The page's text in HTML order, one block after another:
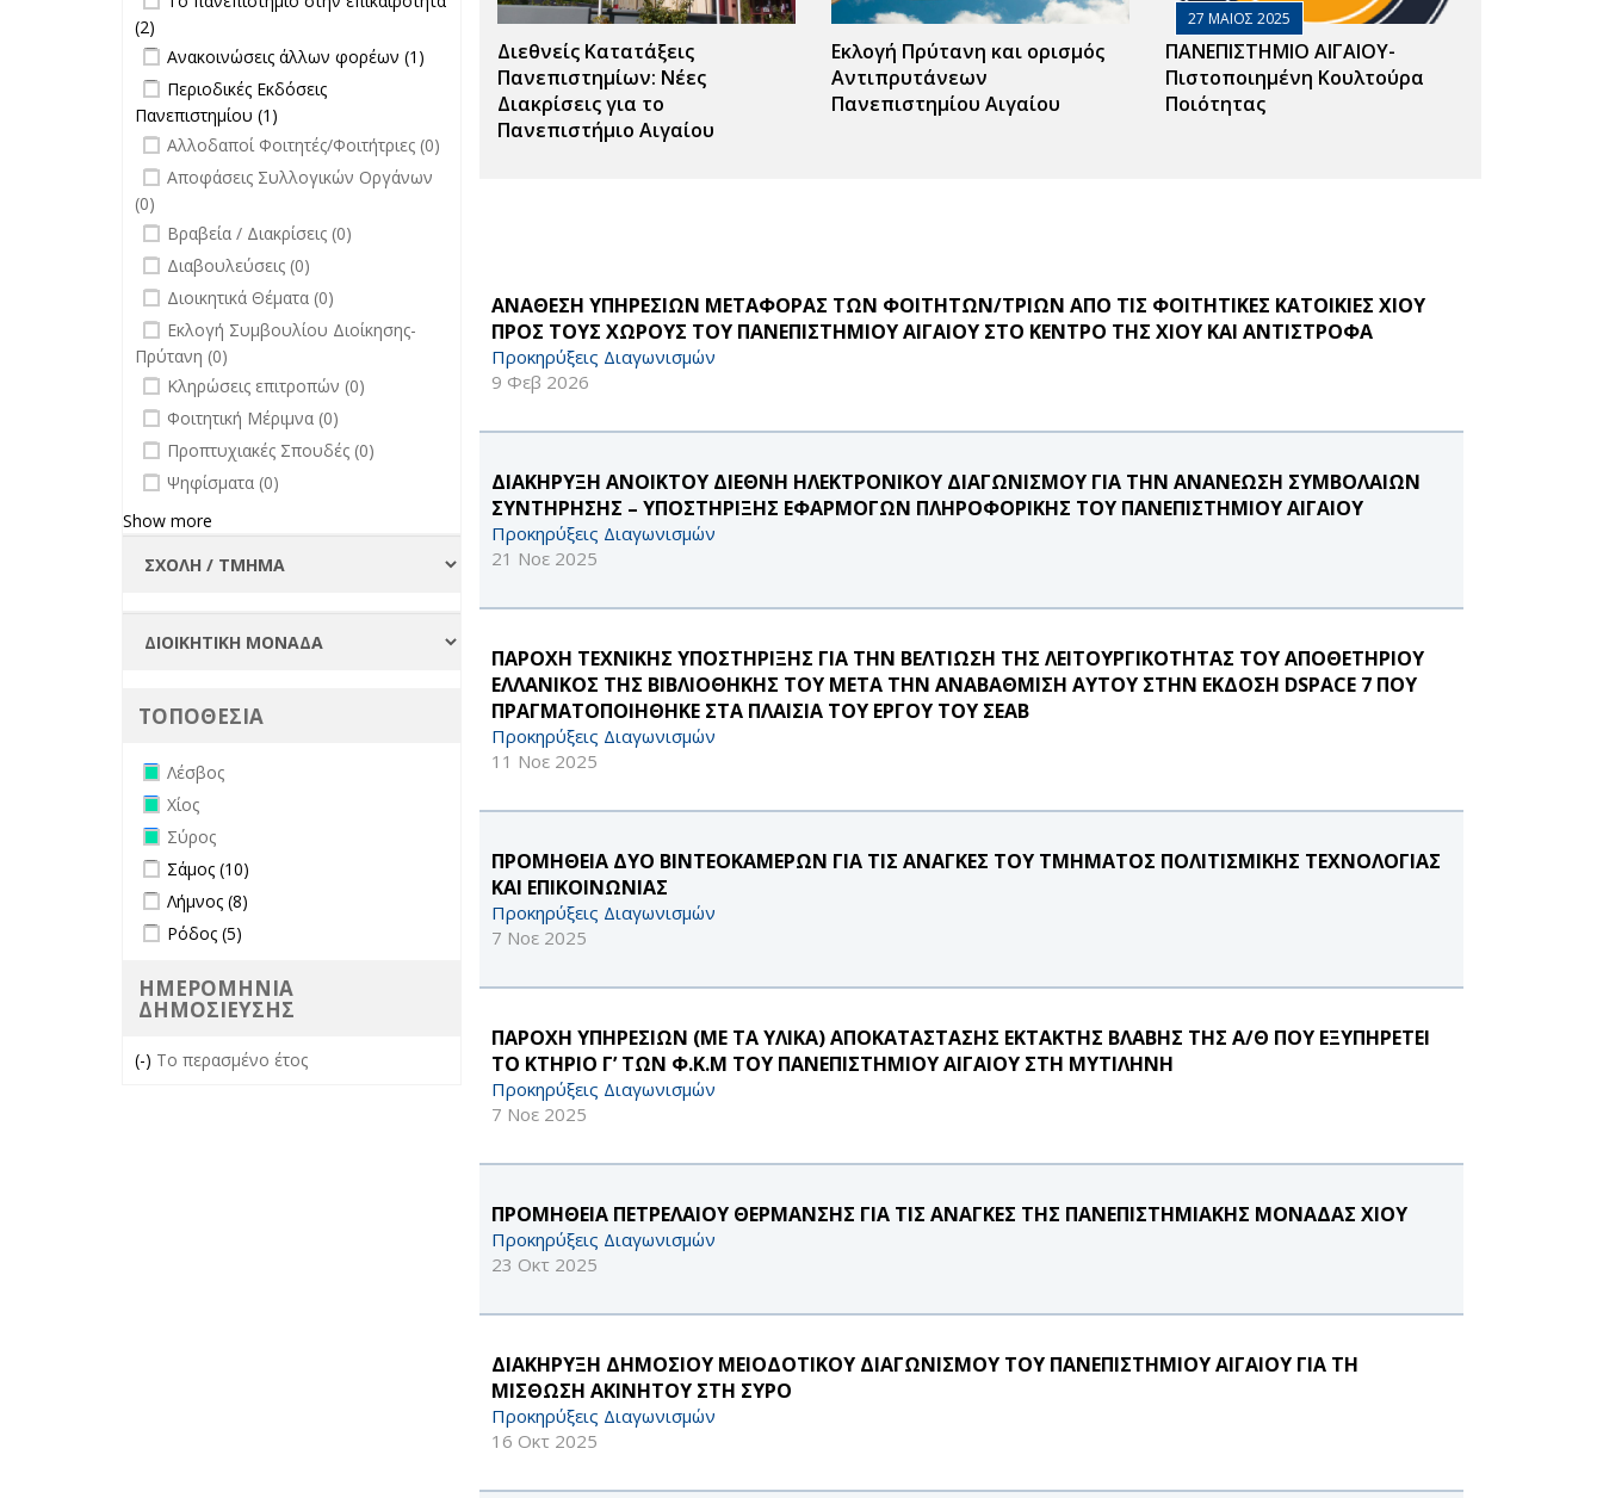
Διεθνείς Κατατάξεις
Πανεπιστημίων: Νέες
Διακρίσεις για το
Πανεπιστήμιο Αιγαίου
Εκλογή Πρύτανη και ορισμός
Αντιπρυτάνεων
Πανεπιστημίου Αιγαίου
27 ΜΑΙΟΣ 2025
ΠΑΝΕΠΙΣΤΗΜΙΟ ΑΙΓΑΙΟΥ-
Πιστοποιημένη Κουλτούρα
Ποιότητας
ΑΝΑΘΕΣΗ ΥΠΗΡΕΣΙΩΝ ΜΕΤΑΦΟΡΑΣ ΤΩΝ ΦΟΙΤΗΤΩΝ/ΤΡΙΩΝ ΑΠΟ ΤΙΣ ΦΟΙΤΗΤΙΚΕΣ ΚΑΤΟΙΚΙΕΣ ΧΙΟΥ
ΠΡΟΣ ΤΟΥΣ ΧΩΡΟΥΣ ΤΟΥ ΠΑΝΕΠΙΣΤΗΜΙΟΥ ΑΙΓΑΙΟΥ ΣΤΟ ΚΕΝΤΡΟ ΤΗΣ ΧΙΟΥ ΚΑΙ ΑΝΤΙΣΤΡΟΦΑ
Προκηρύξεις Διαγωνισμών
9 Φεβ 2026
ΔΙΑΚΗΡΥΞΗ ΑΝΟΙΚΤΟΥ ΔΙΕΘΝΗ ΗΛΕΚΤΡΟΝΙΚΟΥ ΔΙΑΓΩΝΙΣΜΟΥ ΓΙΑ THN ΑΝΑΝΕΩΣΗ ΣΥΜΒΟΛΑΙΩΝ
ΣΥΝΤΗΡΗΣΗΣ – ΥΠΟΣΤΗΡΙΞΗΣ ΕΦΑΡΜΟΓΩΝ ΠΛΗΡΟΦΟΡΙΚΗΣ ΤΟΥ ΠΑΝΕΠΙΣΤΗΜΙΟΥ ΑΙΓΑΙΟΥ
Προκηρύξεις Διαγωνισμών
21 Νοε 2025
ΠΑΡΟΧΗ ΤΕΧΝΙΚΗΣ ΥΠΟΣΤΗΡΙΞΗΣ ΓΙΑ ΤΗΝ ΒΕΛΤΙΩΣΗ ΤΗΣ ΛΕΙΤΟΥΡΓΙΚΟΤΗΤΑΣ ΤΟΥ ΑΠΟΘΕΤΗΡΙΟΥ
ΕΛΛΑΝΙΚΟΣ ΤΗΣ ΒΙΒΛΙΟΘΗΚΗΣ ΤΟΥ ΜΕΤΑ ΤΗΝ ΑΝΑΒΑΘΜΙΣΗ ΑΥΤΟΥ ΣΤΗΝ ΕΚΔΟΣΗ DSPACE 7 ΠΟΥ
ΠΡΑΓΜΑΤΟΠΟΙΗΘΗΚΕ ΣΤΑ ΠΛΑΙΣΙΑ ΤΟΥ ΕΡΓΟΥ ΤΟΥ ΣΕΑΒ
Προκηρύξεις Διαγωνισμών
11 Νοε 2025
ΠΡΟΜΗΘΕΙΑ ΔΥΟ ΒΙΝΤΕΟΚΑΜΕΡΩΝ ΓΙΑ ΤΙΣ ΑΝΑΓΚΕΣ ΤΟΥ ΤΜΗΜΑΤΟΣ ΠΟΛΙΤΙΣΜΙΚΗΣ ΤΕΧΝΟΛΟΓΙΑΣ
ΚΑΙ ΕΠΙΚΟΙΝΩΝΙΑΣ
Προκηρύξεις Διαγωνισμών
7 Νοε 2025
ΠΑΡΟΧΗ ΥΠΗΡΕΣΙΩΝ (ΜΕ ΤΑ ΥΛΙΚΑ) ΑΠΟΚΑΤΑΣΤΑΣΗΣ ΕΚΤΑΚΤΗΣ ΒΛΑΒΗΣ ΤΗΣ Α/Θ ΠΟΥ ΕΞΥΠΗΡΕΤΕΙ
ΤΟ ΚΤΗΡΙΟ Γ’ ΤΩΝ Φ.Κ.Μ ΤΟΥ ΠΑΝΕΠΙΣΤΗΜΙΟΥ ΑΙΓΑΙΟΥ ΣΤΗ ΜΥΤΙΛΗΝΗ
Προκηρύξεις Διαγωνισμών
7 Νοε 2025
ΠΡΟΜΗΘΕΙΑ ΠΕΤΡΕΛΑΙΟΥ ΘΕΡΜΑΝΣΗΣ ΓΙΑ ΤΙΣ ΑΝΑΓΚΕΣ ΤΗΣ ΠΑΝΕΠΙΣΤΗΜΙΑΚΗΣ ΜΟΝΑΔΑΣ ΧΙΟΥ
Προκηρύξεις Διαγωνισμών
23 Οκτ 2025
ΔΙΑΚΗΡΥΞΗ ΔΗΜΟΣΙΟΥ ΜΕΙΟΔΟΤΙΚΟΥ ΔΙΑΓΩΝΙΣΜΟΥ ΤΟΥ ΠΑΝΕΠΙΣΤΗΜΙΟΥ ΑΙΓΑΙΟΥ ΓΙΑ ΤΗ
ΜΙΣΘΩΣΗ ΑΚΙΝΗΤOY ΣΤΗ ΣΥΡΟ
Προκηρύξεις Διαγωνισμών
16 Οκτ 2025
επικαιρότητα filter
(2)
επικαιρότητα filter
Apply Ανακοινώσεις άλλων φορέων
filter
Ανακοινώσεις άλλων φορέων (1)
Ανακοινώσεις
φορέων filter
Apply Περιοδικές Εκδόσεις
Πανεπιστημίου filter
Περιοδικές Εκδόσεις
Πανεπιστημίου (1)
Εκδόσεις
Πανεπιστημίου filter
undefined
Αλλοδαποί Φοιτητές/Φοιτήτριες (0)
undefined
Αποφάσεις Συλλογικών Οργάνων
(0)
undefined
Βραβεία / Διακρίσεις (0)
undefined
Διαβουλεύσεις (0)
undefined
Διοικητικά Θέματα (0)
undefined
Εκλογή Συμβουλίου Διοίκησης-
Πρύτανη (0)
undefined
Κληρώσεις επιτροπών (0)
undefined
Φοιτητική Μέριμνα (0)
undefined
Προπτυχιακές Σπουδές (0)
undefined
Ψηφίσματα (0)
Show more
ΤΟΠΟΘΕΣΙΑ
Remove Λέσβος filter
Λέσβος
Remove Χίος filter
Χίος
Remove Σύρος filter
Σύρος
Apply Σάμος filter
Σάμος (10)
Apply Λήμνος filter
Λήμνος (8)
Apply Ρόδος filter
Ρόδος (5)
ΗΜΕΡΟΜΗΝΙΑ
ΔΗΜΟΣΙΕΥΣΗΣ
(-) Remove Το περασμένο έτος filter
Το περασμένο έτος